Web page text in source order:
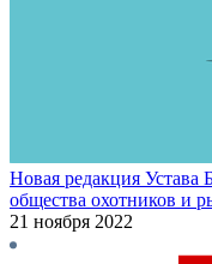
Новая редакция Устава
общества охотников и
21 ноября 2022